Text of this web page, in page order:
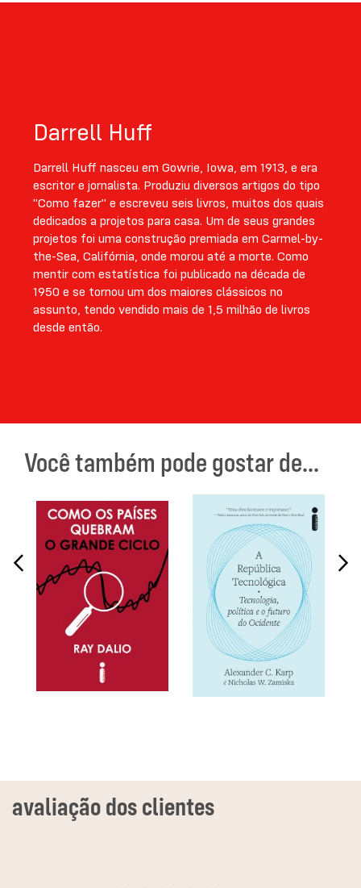
Darrell Huff
Darrell Huff nasceu em Gowrie, Iowa, em 1913, e era
escritor e jornalista. Produziu diversos artigos do tipo
"Como fazer" e escreveu seis livros, muitos dos quais
dedicados a projetos para casa. Um de seus grandes
projetos foi uma construção premiada em Carmel-by-
the-Sea, Califórnia, onde morou até a morte. Como
mentir com estatística foi publicado na década de
1950 e se tornou um dos maiores clássicos no
assunto, tendo vendido mais de 1,5 milhão de livros
desde então.
Você também pode gostar de...